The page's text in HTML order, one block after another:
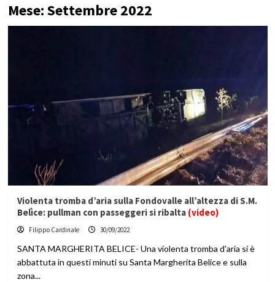
Mese:Settembre 2022
Violenta tromba d’aria sulla Fondovalle all’altezza di S.M.
Belìce: pullman con passeggeri si ribalta (video)
Filippo Cardinale 30/09/2022
SANTA MARGHERITA BELICE- Una violenta tromba d'aria si è
abbattuta in questi minuti su Santa Margherita Belice e sulla
zona...